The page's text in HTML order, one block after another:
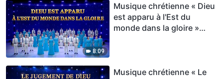
8:09
Musique chrétienne « Dieu
est apparu à l'Est du
monde dans la gloire »
Musique chrétienne « Le